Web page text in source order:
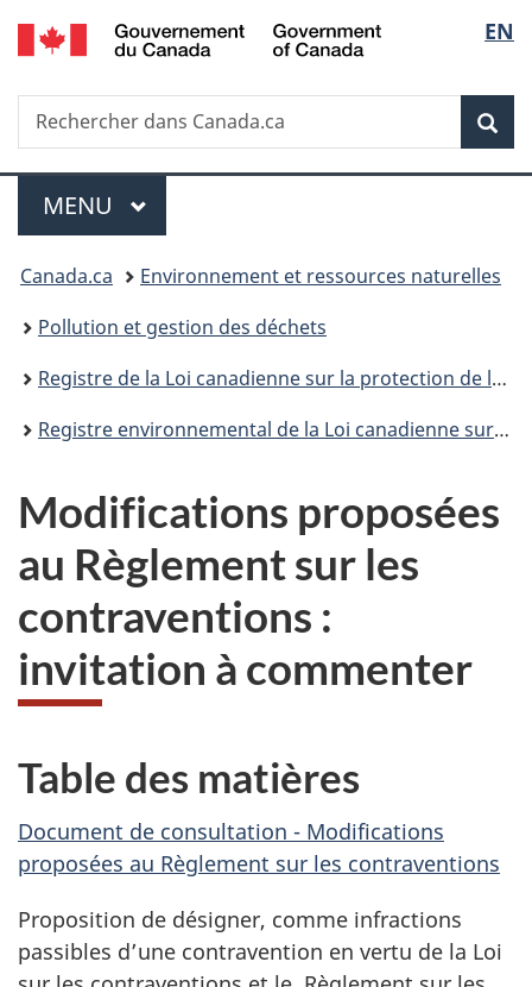
Passer
au
principal
Passer
à
Au
du
Passer
à
version
simplifiée
de
la
EN
Recherche
Rechercher
dans
Menu
MENU PRINCIPAL
Vous
êtes
ici :
Canada.ca
Environnement et ressources naturelles
Pollution et gestion des déchets
Registre de la Loi canadienne sur la protection de l’environnement
Registre environnemental de la Loi canadienne sur la protection de l’environnement : publications
Modifications proposées
au Règlement sur les
contraventions :
invitation à commenter
Table des matières
Document de consultation - Modifications
proposées au Règlement sur les contraventions
Proposition de désigner, comme infractions
passibles d’une contravention en vertu de la Loi